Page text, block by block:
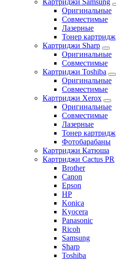
Картриджи Samsung
Оригинальные
Совместимые
Лазерные
Тонер картридж
Картриджи Sharp
Оригинальные
Совместимые
Картриджи Toshiba
Оригинальные
Совместимые
Картриджи Xerox
Оригинальные
Совместимые
Лазерные
Тонер картридж
Фотобарабаны
Картриджи Катюша
Картриджи Cactus PR
Brother
Canon
Epson
HP
Konica
Kyocera
Panasonic
Ricoh
Samsung
Sharp
Toshiba